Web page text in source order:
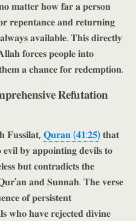
𝐦𝐚𝐭𝐭𝐞𝐫 𝐡𝐨𝐰 𝐟𝐚𝐫 𝐚 𝐩𝐞𝐫𝐬𝐨𝐧
𝐫𝐞𝐩𝐞𝐧𝐭𝐚𝐧𝐜𝐞 𝐚𝐧𝐝 𝐫𝐞𝐭𝐮𝐫𝐧𝐢𝐧𝐠
𝐚𝐯𝐚𝐢𝐥𝐚𝐛𝐥𝐞. 𝐓𝐡𝐢𝐬 𝐝𝐢𝐫𝐞𝐜𝐭𝐥𝐲
𝐟𝐨𝐫𝐜𝐞𝐬 𝐩𝐞𝐨𝐩𝐥𝐞 𝐢𝐧𝐭𝐨
𝐚 𝐜𝐡𝐚𝐧𝐜𝐞 𝐟𝐨𝐫 𝐫𝐞𝐝𝐞𝐦𝐩𝐭𝐢𝐨𝐧.
𝐑𝐞𝐟𝐮𝐭𝐚𝐭𝐢𝐨𝐧
𝐅𝐮𝐬𝐬𝐢𝐥𝐚𝐭, 𝐐𝐮𝐫𝐚𝐧 (𝟒𝟏:𝟐𝟓) 𝐭𝐡𝐚𝐭
𝐛𝐲 𝐚𝐩𝐩𝐨𝐢𝐧𝐭𝐢𝐧𝐠 𝐝𝐞𝐯𝐢𝐥𝐬 𝐭𝐨
𝐛𝐮𝐭 𝐜𝐨𝐧𝐭𝐫𝐚𝐝𝐢𝐜𝐭𝐬 𝐭𝐡𝐞
𝐚𝐧𝐝 𝐒𝐮𝐧𝐧𝐚𝐡. 𝐓𝐡𝐞 𝐯𝐞𝐫𝐬𝐞
𝐨𝐟 𝐩𝐞𝐫𝐬𝐢𝐬𝐭𝐞𝐧𝐭
𝐰𝐡𝐨 𝐡𝐚𝐯𝐞 𝐫𝐞𝐣𝐞𝐜𝐭𝐞𝐝 𝐝𝐢𝐯𝐢𝐧𝐞